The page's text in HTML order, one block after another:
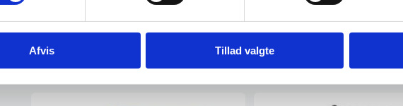
Afvis Tillad valgte
Vi prismatcher
Vi prismatcher